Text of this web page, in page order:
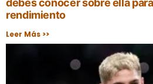
debes conocer sobre ella
rendimiento
Leer Más >>